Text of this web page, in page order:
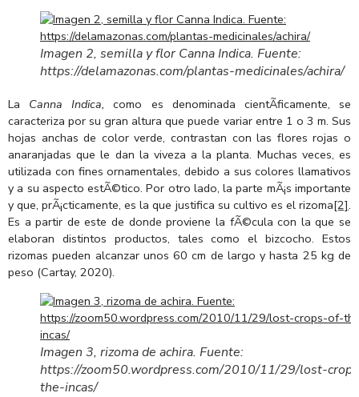
Imagen 2, semilla y flor Canna Indica. Fuente:
https://delamazonas.com/plantas-medicinales/achira/
La Canna Indica,como es denominada cientÃ­ficamente, se
caracteriza por su gran altura que puede variar entre 1 o 3 m. Sus
hojas anchas de color verde, contrastan con las flores rojas o
anaranjadas que le dan la viveza a la planta. Muchas veces, es
utilizada con fines ornamentales, debido a sus colores llamativos
y a su aspecto estÃ©tico. Por otro lado, la parte mÃ¡s importante
y que, prÃ¡cticamente, es la que justifica su cultivo es el rizoma[2].
Es a partir de este de donde proviene la fÃ©cula con la que se
elaboran distintos productos, tales como el bizcocho. Estos
rizomas pueden alcanzar unos 60 cm de largo y hasta 25 kg de
peso (Cartay, 2020).
Imagen 3, rizoma de achira. Fuente:
https://zoom50.wordpress.com/2010/11/29/lost-
the-incas/